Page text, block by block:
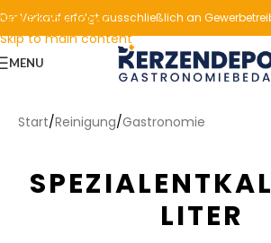
Skip to navigation
Skip to main content
Der Verkauf erfolgt ausschließlich an
MENU
Start/Reinigung/Gastronomie
LITER